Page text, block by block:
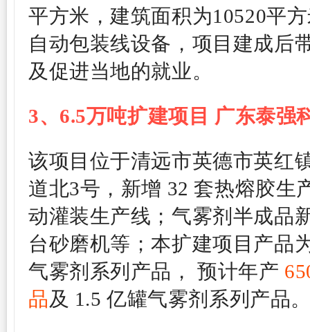
平方米，建筑面积为10520平
自动包装线设备，项目建成后
及促进当地的就业。
3、6.5万吨扩建项目 广东泰强
该项目位于清远市英德市英红
道北3号， 新增 32 套热熔胶生
动灌装生产线；气雾剂半成品
台砂磨机等；本扩建项目产品
气雾剂系列产品， 预计年产
品及 1.5 亿罐气雾剂系列产品